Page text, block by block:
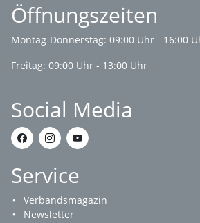
Öffnungszeiten
Montag-Donnerstag: 09:00 Uhr - 16:00
Freitag: 09:00 Uhr - 13:00 Uhr
Social Media
Service
Verbandsmagazin
Newsletter